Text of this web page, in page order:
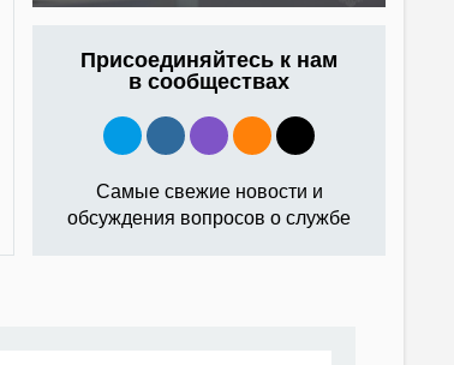
Присоединяйтесь к нам
в сообществах
Самые свежие новости и
обсуждения вопросов о службе